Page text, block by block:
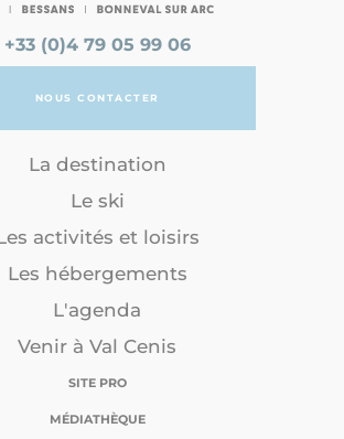
+33 (0)4 79 05 99 06
NOUS CONTACTER
La destination
Le ski
activités et loisirs
Les hébergements
L'agenda
Venir à Val Cenis
SITE PRO
MÉDIATHÈQUE